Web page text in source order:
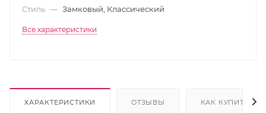
Стиль — Замковый, Классический
Все характеристики
ХАРАКТЕРИСТИКИ ОТЗЫВЫ КАК КУПИТЬ